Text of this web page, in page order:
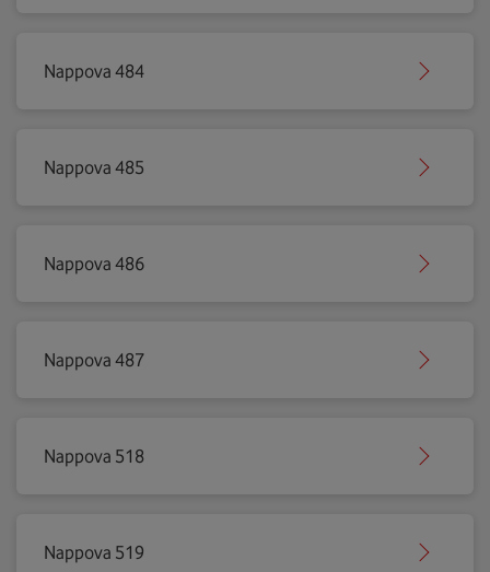
Nappova 484
Nappova 485
Nappova 486
Nappova 487
Nappova 518
Nappova 519